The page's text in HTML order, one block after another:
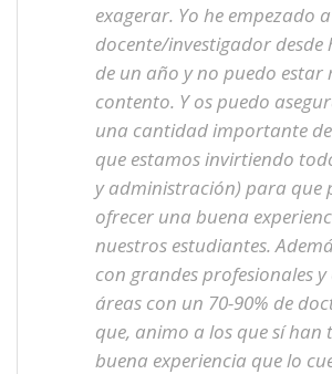
exagerar. Yo he empezado
docente/investigador desde
de un año y no puedo estar
contento. Y os puedo
una cantidad importante
que estamos invirtiendo
y administración) para que
ofrecer una buena
nuestros estudiantes.
con grandes profesionales y
áreas con un 70-90% de
que, animo a los que sí han
buena experiencia que lo